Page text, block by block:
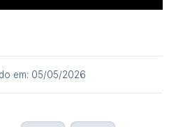
em: 05/05/2026